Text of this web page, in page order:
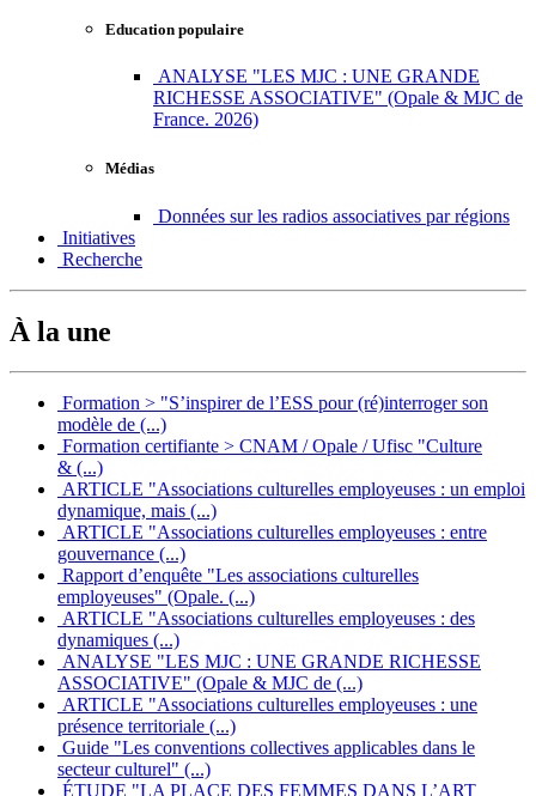
Education populaire
ANALYSE "LES MJC : UNE GRANDE
RICHESSE ASSOCIATIVE" (Opale & MJC de
France. 2026)
Médias
Données sur les radios associatives par régions
Initiatives
Recherche
À la une
Formation > "S’inspirer de l’ESS pour (ré)interroger son
modèle de (...)
Formation certifiante > CNAM / Opale / Ufisc "Culture
& (...)
ARTICLE "Associations culturelles employeuses : un emploi
dynamique, mais (...)
ARTICLE "Associations culturelles employeuses : entre
gouvernance (...)
Rapport d’enquête "Les associations culturelles
employeuses" (Opale. (...)
ARTICLE "Associations culturelles employeuses : des
dynamiques (...)
ANALYSE "LES MJC : UNE GRANDE RICHESSE
ASSOCIATIVE" (Opale & MJC de (...)
ARTICLE "Associations culturelles employeuses : une
présence territoriale (...)
Guide "Les conventions collectives applicables dans le
secteur culturel" (...)
ÉTUDE "LA PLACE DES FEMMES DANS L’ART